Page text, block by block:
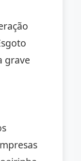
grave